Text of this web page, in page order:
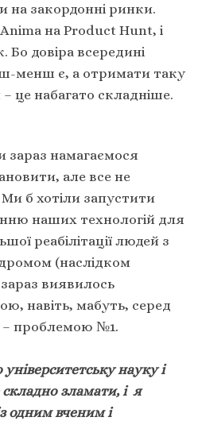
на закордонні ринки.
на Product Hunt, і
Бо довіра всередині
менш є, а отримати таку
це набагато складніше.
зараз намагаємося
але все не
б хотіли запустити
наших технологій для
реабілітації людей з
(наслідком
виявилось
навіть, мабуть, серед
проблемою №1.
науку і
зламати, і я
одним вченим і